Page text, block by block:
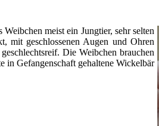
meist ein Jungtier, sehr selten
mit geschlossenen Augen und Ohren
Die Weibchen brauchen
in Gefangenschaft gehaltene Wickelbär